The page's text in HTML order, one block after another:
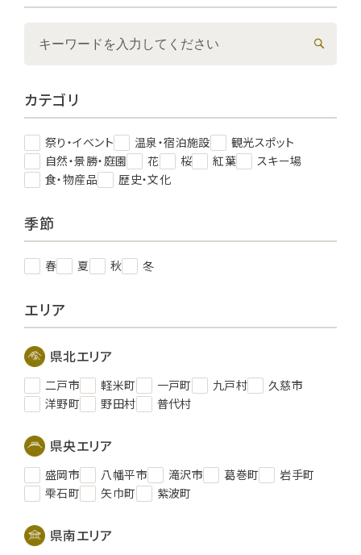
カテゴリ
祭り・イベント 温泉・宿泊施設
観光スポット
自然・景勝・庭園
花 桜 紅葉
スキー場
食・物産品
歴史・文化
季節
春 夏 秋 冬
エリア
県北エリア
二戸市 軽米町 一戸町 九戸村
久慈市
洋野町
野田村 普代村
県央エリア
盛岡市 八幡平市 滝沢市 葛巻町
岩手町
雫石町
矢巾町 紫波町
県南エリア